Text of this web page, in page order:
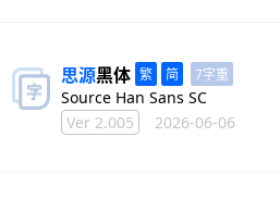
思源黑体 7字重
Source Han Sans SC
Ver 2.005
2026-06-06